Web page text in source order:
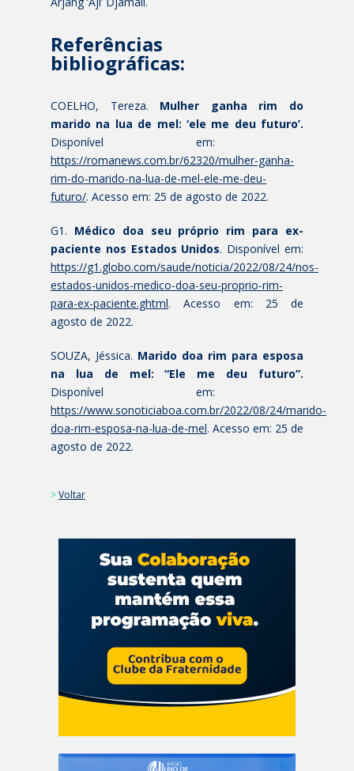
Referências
bibliográficas:
COELHO, Tereza. Mulher ganha rim do
marido na lua de mel: ‘ele me deu futuro’.
Disponível em:
https://romanews.com.br/62320/mulher-ganha-
rim-do-marido-na-lua-de-mel-ele-me-deu-
futuro/. Acesso em: 25 de agosto de 2022.
G1. Médico doa seu próprio rim para ex-
paciente nos Estados Unidos. Disponível em:
https://g1.globo.com/saude/noticia/2022/08/24/nos-
estados-unidos-medico-doa-seu-proprio-rim-
para-ex-paciente.ghtml. Acesso em: 25 de
agosto de 2022.
SOUZA, Jéssica. Marido doa rim para esposa
na lua de mel: “Ele me deu futuro”.
Disponível em:
https://www.sonoticiaboa.com.br/2022/08/24/marido-
doa-rim-esposa-na-lua-de-mel. Acesso em: 25 de
agosto de 2022.
>Voltar